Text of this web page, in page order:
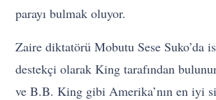
parayı bulmak oluyor.
Zaire diktatörü Mobutu Sese Suko’da
destekçi olarak King tarafından
ve B.B. King gibi Amerika’nın en iyi